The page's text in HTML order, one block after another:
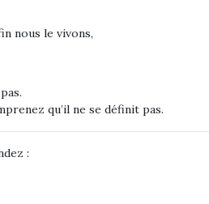
nous le vivons,
qu’il ne se définit pas.
: